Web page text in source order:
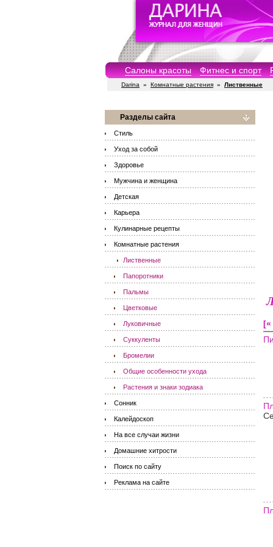
Салоны красоты Фитнес и спорт
Darina » Комнатные растения » Лиственные
Разделы сайта
Стиль
Уход за собой
Здоровье
Мужчина и женщина
Детская
Карьера
Кулинарные рецепты
Комнатные растения
Лиственные
Папоротники
Пальмы
Цветковые
Луковичные
Суккуленты
Бромелии
Общие особенности ухода
Растения и знаки зодиака
Сонник
Калейдоскоп
На все случаи жизни
Домашние хитрости
Поиск по сайту
Реклама на сайте
[«